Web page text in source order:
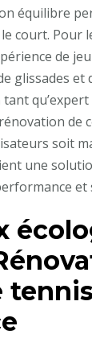
équilibre
court. Pour
de
glissades et
soit
une
et